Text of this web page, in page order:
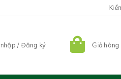
/ Đăng ký Giỏ hàng